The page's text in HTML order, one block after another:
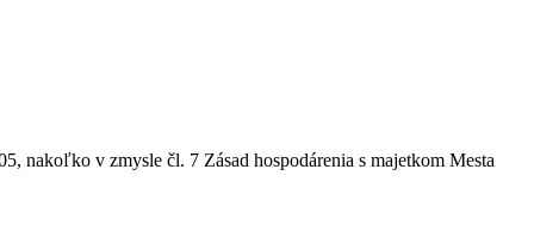
nakoľko v zmysle čl. 7 Zásad hospodárenia s majetkom Mesta